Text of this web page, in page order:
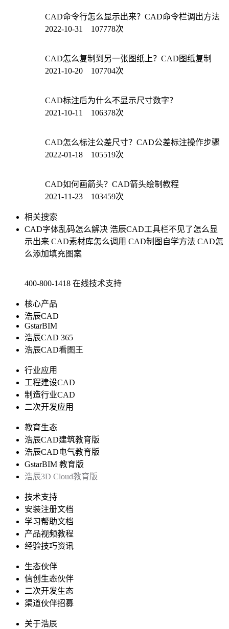
CAD命令行怎么显示出来？CAD命令栏调出方法
2022-10-31 107778次
CAD怎么复制到另一张图纸上？CAD图纸复制
2021-10-20 107704次
CAD标注后为什么不显示尺寸数字？
2021-10-11 106378次
CAD怎么标注公差尺寸？CAD公差标注操作步骤
2022-01-18 105519次
CAD如何画箭头？CAD箭头绘制教程
2021-11-23 103459次
相关搜索
CAD字体乱码怎么解决 浩辰CAD工具栏不见了怎么显
示出来 CAD素材库怎么调用 CAD制图自学方法 CAD怎
么添加填充图案
400-800-1418 在线技术支持
核心产品
浩辰CAD
GstarBIM
浩辰CAD 365
浩辰CAD看图王
行业应用
工程建设CAD
制造行业CAD
二次开发应用
教育生态
浩辰CAD建筑教育版
浩辰CAD电气教育版
GstarBIM 教育版
浩辰3D Cloud教育版
技术支持
安装注册文档
学习帮助文档
产品视频教程
经验技巧资讯
生态伙伴
信创生态伙伴
二次开发生态
渠道伙伴招募
关于浩辰